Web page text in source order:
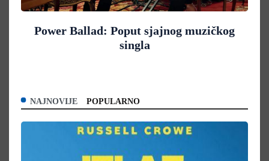
Power Ballad: Poput sjajnog muzičkog
singla
NAJNOVIJE POPULARNO